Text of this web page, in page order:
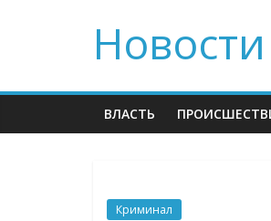
ВЛАСТЬ
Криминал